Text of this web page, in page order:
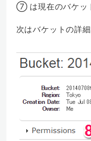
⑦ は現在のバケッ
次はバケットの詳